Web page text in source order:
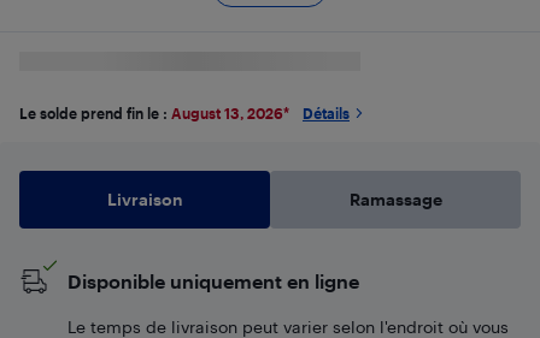
Le solde prend fin le : August 13, 2026* Détails
Livraison Ramassage
Disponible uniquement en ligne
Le temps de livraison peut varier selon l'endroit où vous